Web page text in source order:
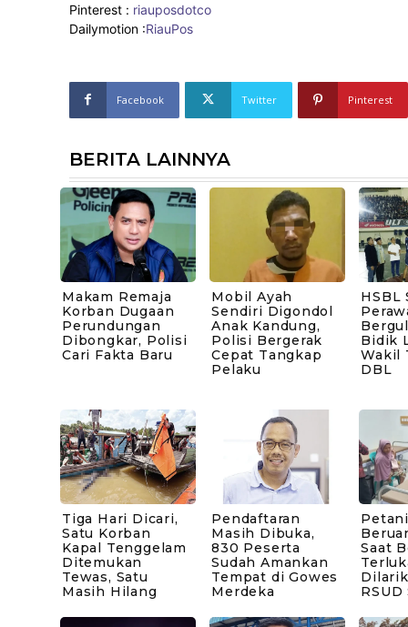
Pinterest : riauposdotco
Dailymotion :RiauPos
Facebook Twitter Pinterest
BERITA LAINNYA
Makam Remaja
Korban Dugaan
Perundungan
Dibongkar, Polisi
Cari Fakta Baru
Mobil Ayah
Sendiri Digondol
Anak Kandung,
Polisi Bergerak
Cepat Tangkap
Pelaku
HSBL
Bidik
Wakil
DBL
Tiga Hari Dicari,
Satu Korban
Kapal Tenggelam
Ditemukan
Tewas, Satu
Masih Hilang
Pendaftaran
Masih Dibuka,
830 Peserta
Sudah Amankan
Tempat di Gowes
Merdeka
Saat